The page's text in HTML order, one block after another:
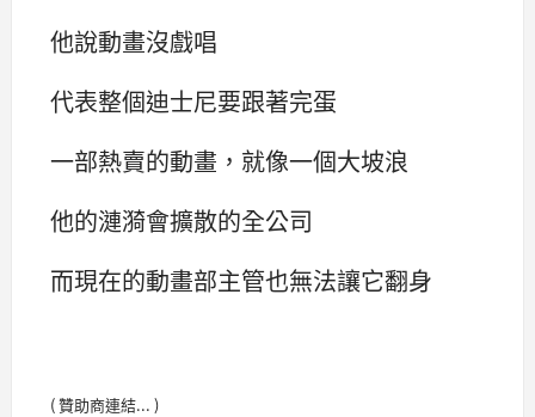
他說動畫沒戲唱
代表整個迪士尼要跟著完蛋
一部熱賣的動畫，就像一個大坡浪
他的漣漪會擴散的全公司
而現在的動畫部主管也無法讓它翻身
( 贊助商連結... )